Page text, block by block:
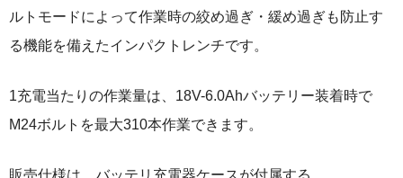
ルトモードによって作業時の絞め過ぎ・緩め過ぎも防止す
る機能を備えたインパクトレンチです。
1充電当たりの作業量は、18V-6.0Ahバッテリー装着時で
M24ボルトを最大310本作業できます。
販売仕様は、バッテリ充電器ケースが付属する